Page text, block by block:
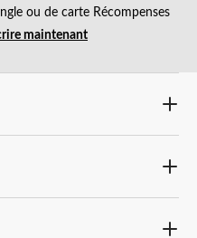
ou de carte Récompenses
maintenant